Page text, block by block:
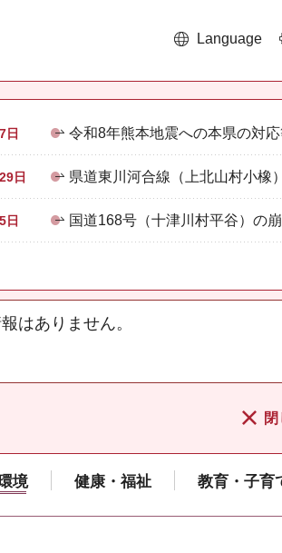
Language
日 令和8年熊本地震への本県の対
日 県道東川河合線（上北山村小橡
日 国道168号（十津川村平谷）の
はありません。
閉
境 健康・福祉 教育・子育